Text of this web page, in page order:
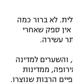
לא ברור כמה
אין ספק שאחרי
עשירה.
והשערים למדינה
ממדינות
הרבות שנוצרו.